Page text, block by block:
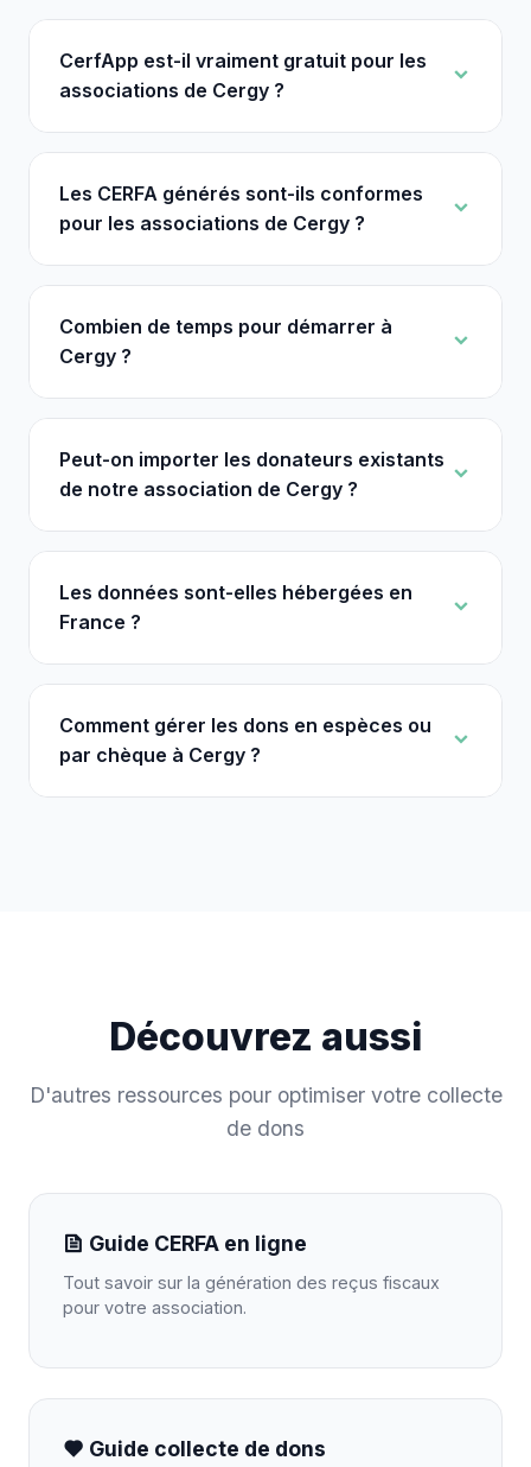
CerfApp est-il vraiment gratuit pour les
associations de Cergy ?
Les CERFA générés sont-ils conformes
pour les associations de Cergy ?
Combien de temps pour démarrer à
Cergy ?
Peut-on importer les donateurs existants
de notre association de Cergy ?
Les données sont-elles hébergées en
France ?
Comment gérer les dons en espèces ou
par chèque à Cergy ?
Découvrez aussi
D'autres ressources pour optimiser votre collecte
de dons
Guide CERFA en ligne
Tout savoir sur la génération des reçus fiscaux
pour votre association.
Guide collecte de dons